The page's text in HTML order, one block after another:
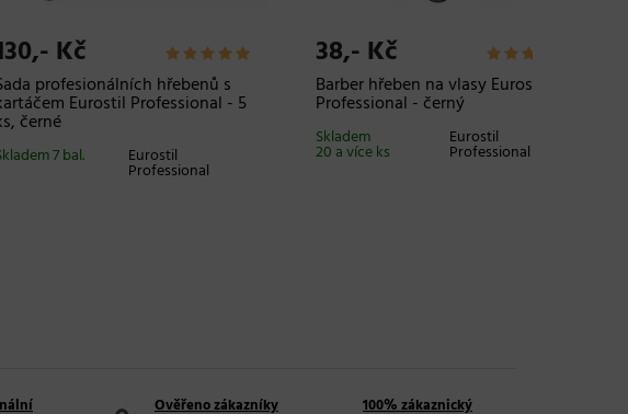
hřebenů s
Professional - 5
Eurostil
Professional
38,- Kč
Barber hřeben na vlasy Eurostil
Professional - černý
Professional
20 a více ks
Ověřeno zákazníky
100% zákaznický